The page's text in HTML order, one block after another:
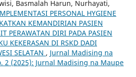
Basmalah Harun, Nurhayati,
PERSONAL HYGIENE
KEMANDIRIAN PASIEN
PERAWATAN DIRI PADA PASIEN
KEKERASAN DI RSKD DADI
SELATAN , Jurnal Madising na
2 (2025): Jurnal Madising na Maupe